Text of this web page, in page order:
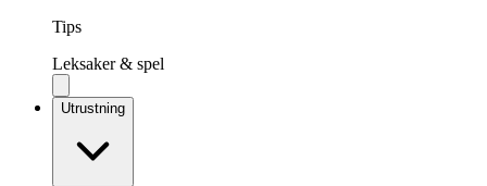
Tips
Leksaker & spel
Utrustning